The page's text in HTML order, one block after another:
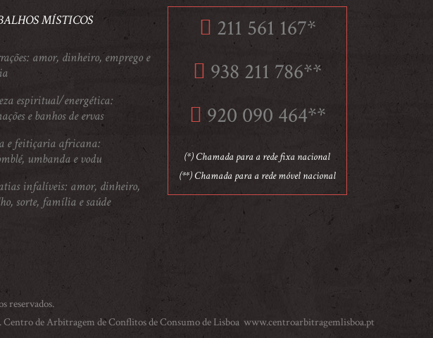
MÍSTICOS
amor, dinheiro, emprego e
espiritual/energética:
e banhos de ervas
e feitiçaria africana:
umbanda e vodu
infalíveis: amor, dinheiro,
sorte, família e saúde
211 561 167*
938 211 786**
920 090 464**
(*) Chamada para a rede fixa nacional
(**) Chamada para a rede móvel nacional
reservados.
de Arbitragem de Conflitos de Consumo de Lisboa www.centroarbitragemlisboa.pt